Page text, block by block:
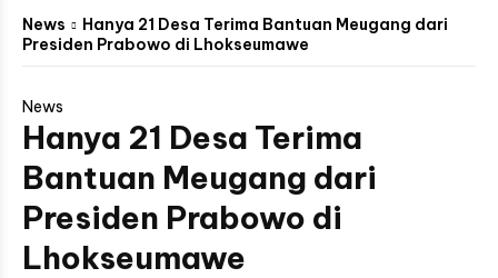
News
Hanya 21 Desa Terima Bantuan Meugang dari
Presiden Prabowo di Lhokseumawe
News
Hanya 21 Desa Terima
Bantuan Meugang dari
Presiden Prabowo di
Lhokseumawe